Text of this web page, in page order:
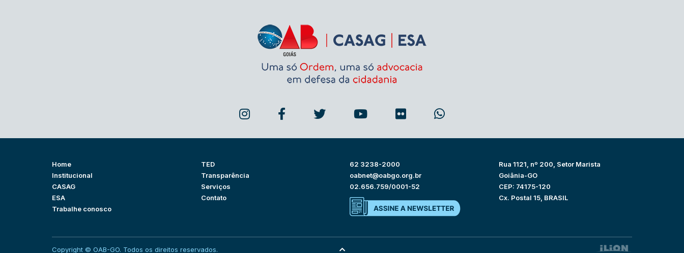
Home
Institucional
CASAG
ESA
Trabalhe conosco
TED
Transparência
Serviços
Contato
62 3238-2000
oabnet@oabgo.org.br
02.656.759/0001-52
Rua 1121, nº 200, Setor Marista
Goiânia-GO
CEP: 74175-120
Cx. Postal 15, BRASIL
Copyright © OAB-GO. Todos os direitos reservados.